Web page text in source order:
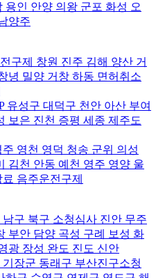
용인 안양 의왕 군포 화성 오
양주
구제 창원 진주 김해 양산 거
녕 밀양 거창 하동 면허취소
유성구 대덕구 천안 아산 부여
보은 진천 증평 세종 제주도
영천 영덕 청송 군위 의성
김천 안동 예천 영주 영양 울
음주운전구제
구 북구 소청심사 진안 무주
부안 담양 곡성 구례 보성 화
광 장성 완도 진도 신안
장군 동래구 부산진구소청